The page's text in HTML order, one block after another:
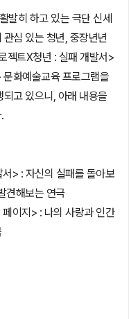
발히 하고 있는 극단 신세
심 있는 청년, 중장년년
젝트X청년 : 실패 개발서>
화예술교육 프로그램을
고 있으니, 아래 내용을
> : 자신의 실패를 돌아보
견해보는 연극
이지> : 나의 사랑과 인간